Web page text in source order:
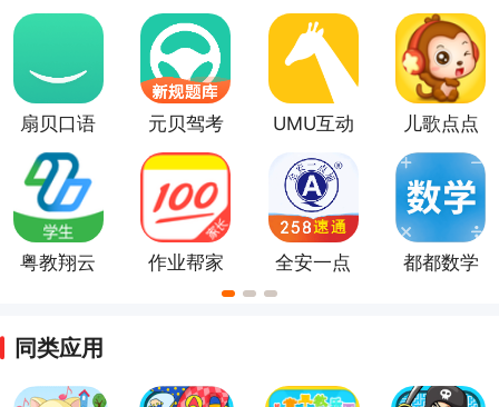
教app
英语
扇贝口语
元贝驾考
app
UMU互动
平台手机
版
儿歌点点
最新版
粤教翔云
app
作业帮家
全安一点
通app正版
都都数学
同类应用